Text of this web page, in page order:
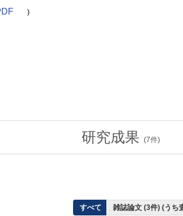
)
研究成果 (7件)
すべて 雑誌論文 (3件) (うち